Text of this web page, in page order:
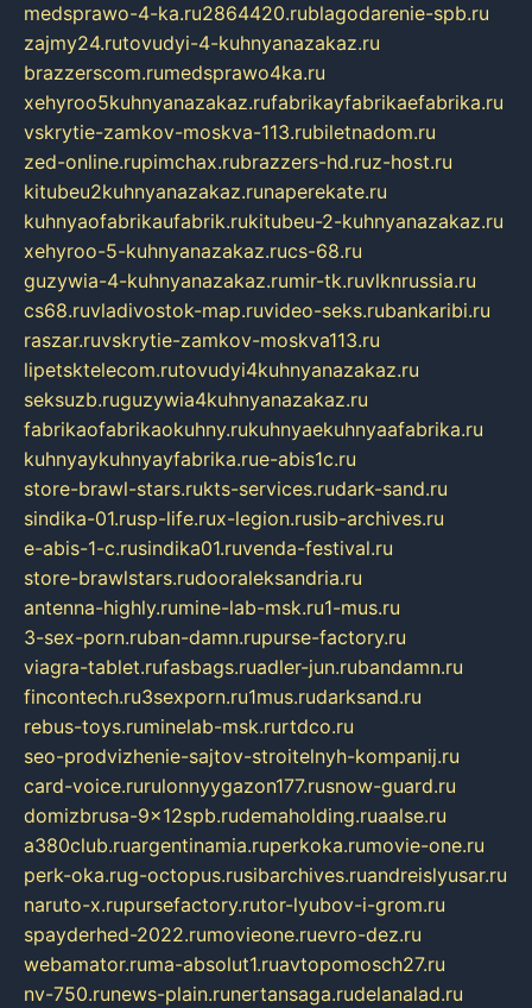
medsprawo-4-ka.ru2864420.rublagodarenie-spb.ru
zajmy24.rutovudyi-4-kuhnyanazakaz.ru
brazzerscom.rumedsprawo4ka.ru
xehyroo5kuhnyanazakaz.rufabrikayfabrikaefabrika.ru
vskrytie-zamkov-moskva-113.rubiletnadom.ru
zed-online.rupimchax.rubrazzers-hd.ruz-host.ru
kitubeu2kuhnyanazakaz.runaperekate.ru
kuhnyaofabrikaufabrik.rukitubeu-2-kuhnyanazakaz.ru
xehyroo-5-kuhnyanazakaz.rucs-68.ru
guzywia-4-kuhnyanazakaz.rumir-tk.ruvlknrussia.ru
cs68.ruvladivostok-map.ruvideo-seks.rubankaribi.ru
raszar.ruvskrytie-zamkov-moskva113.ru
lipetsktelecom.rutovudyi4kuhnyanazakaz.ru
seksuzb.ruguzywia4kuhnyanazakaz.ru
fabrikaofabrikaokuhny.rukuhnyaekuhnyaafabrika.ru
kuhnyaykuhnyayfabrika.rue-abis1c.ru
store-brawl-stars.rukts-services.rudark-sand.ru
sindika-01.rusp-life.rux-legion.rusib-archives.ru
e-abis-1-c.rusindika01.ruvenda-festival.ru
store-brawlstars.rudooraleksandria.ru
antenna-highly.rumine-lab-msk.ru1-mus.ru
3-sex-porn.ruban-damn.rupurse-factory.ru
viagra-tablet.rufasbags.ruadler-jun.rubandamn.ru
fincontech.ru3sexporn.ru1mus.rudarksand.ru
rebus-toys.ruminelab-msk.rurtdco.ru
seo-prodvizhenie-sajtov-stroitelnyh-kompanij.ru
card-voice.rurulonnyygazon177.rusnow-guard.ru
domizbrusa-9x12spb.rudemaholding.ruaalse.ru
a380club.ruargentinamia.ruperkoka.rumovie-one.ru
perk-oka.rug-octopus.rusibarchives.ruandreislyusar.ru
naruto-x.rupursefactory.rutor-lyubov-i-grom.ru
spayderhed-2022.rumovieone.ruevro-dez.ru
webamator.ruma-absolut1.ruavtopomosch27.ru
nv-750.runews-plain.runertansaga.rudelanalad.ru